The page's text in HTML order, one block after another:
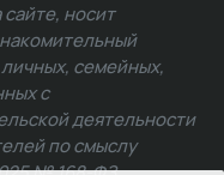
носит
семейных,
с
деятельности
по смыслу